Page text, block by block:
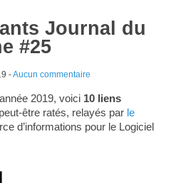
Journal du
#25
-Aucun commentaire
2019, voici 10 liens
être ratés, relayés par le
d’informations pour le Logiciel